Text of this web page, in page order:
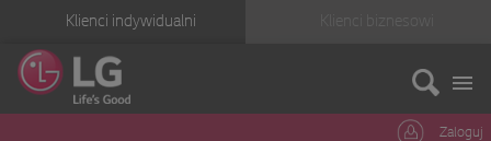
Klienci indywidualni
Zaloguj